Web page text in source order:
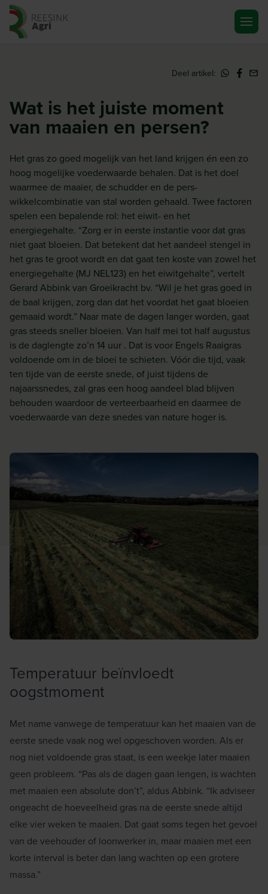
Deel artikel:
Wat is het juiste moment
van maaien en persen?
Het gras zo goed mogelijk van het land krijgen én een zo
hoog mogelijke voederwaarde behalen. Dat is het doel
waarmee de maaier, de schudder en de pers-
wikkelcombinatie van stal worden gehaald. Twee factoren
spelen een bepalende rol: het eiwit- en het
energiegehalte. “Zorg er in eerste instantie voor dat gras
niet gaat bloeien. Dat betekent dat het aandeel stengel in
het gras te groot wordt en dat gaat ten koste van zowel het
energiegehalte (MJ NEL123) en het eiwitgehalte”, vertelt
Gerard Abbink van Groeikracht bv. “Wil je het gras goed in
de baal krijgen, zorg dan dat het voordat het gaat bloeien
gemaaid wordt.” Naar mate de dagen langer worden, gaat
gras steeds sneller bloeien. Van half mei tot half augustus
is de daglengte zo’n 14 uur . Dat is voor Engels Raaigras
voldoende om in de bloei te schieten. Vóór die tijd, vaak
ten tijde van de eerste snede, of juist tijdens de
najaarssnedes, zal gras een hoog aandeel blad blijven
behouden waardoor de verteerbaarheid en daarmee de
voederwaarde van deze snedes van nature hoger is.
Temperatuur beïnvloedt
oogstmoment
Met name vanwege de temperatuur kan het maaien van de
eerste snede vaak nog wel opgeschoven worden. Als er
nog niet voldoende gras staat, is een weekje later maaien
geen probleem. “Pas als de dagen gaan lengen, is wachten
met maaien een absolute don’t”, aldus Abbink. “Ik adviseer
ongeacht de hoeveelheid gras na de eerste snede altijd
elke vier weken te maaien. Dat gaat soms tegen het gevoel
van de veehouder of loonwerker in, maar maaien met een
korte interval is beter dan lang wachten op een grotere
massa.”